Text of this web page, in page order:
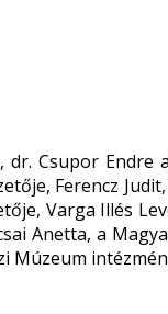
dr. Csupor
Ferencz
Varga Illés
Anetta, a
Múzeum